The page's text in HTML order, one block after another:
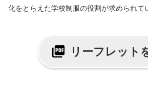
化をとらえた学校制服の役割が求められて
リーフレット